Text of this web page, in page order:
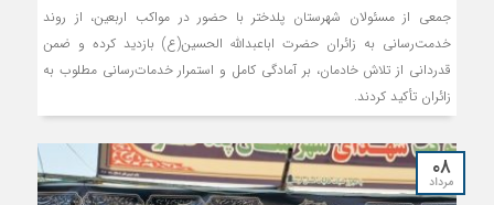
جمعی از مسئولان شهرستان پلدختر با حضور در مواکب اربعین، از روند
خدمت‌رسانی به زائران حضرت اباعبدالله الحسین(ع) بازدید کرده و ضمن
قدردانی از تلاش خادمان، بر آمادگی کامل و استمرار خدمات‌رسانی مطلوب به
زائران تأکید کردند.
۰۸
مرداد